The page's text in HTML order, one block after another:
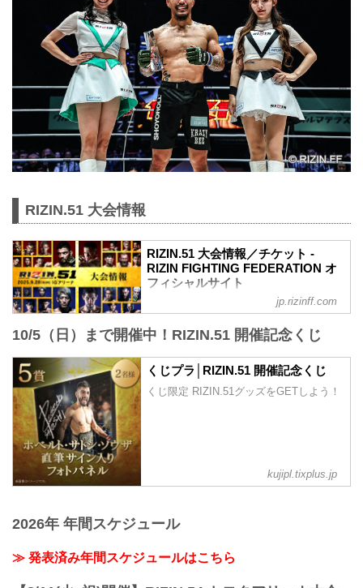
RIZIN.51 大会情報
RIZIN.51 大会情報／チケット -
RIZIN FIGHTING FEDERATION オ
フィシャルサイト
A席、ステージサイドS席の2券種の追加
8/21（木）更新
S席完売いたしました。
8/18（月）更新
11:00開場（予定）／13:00開始（予定）
- YouTube
RIZIN.51 大会概要
2025年9月28日（日）11:00開場／13:00開
jp.rizinff.com
10/5（日）まで開催中！RIZIN.51 開催記念くじ
くじプラ│RIZIN.51 開催記念くじ
くじ限定 RIZIN.51グッズをGETしよう！
kujipl.tixplus.jp
2026年 年間スケジュール
≫ 発表済み年間スケジュールはこちら